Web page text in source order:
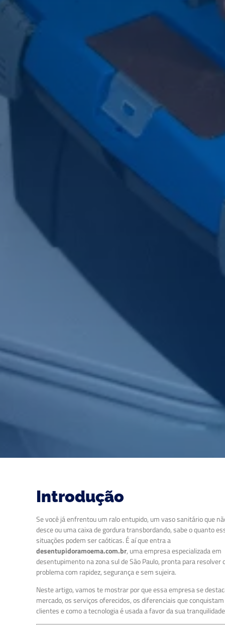
Introdução
Se você já enfrentou um ralo entupido, um vaso sanitário que
desce ou uma caixa de gordura transbordando, sabe o quanto
situações podem ser caóticas. É aí que entra a
desentupidoramoema.com.br, uma empresa especializada em
desentupimento na zona sul de São Paulo, pronta para resolver
problema com rapidez, segurança e sem sujeira.
Neste artigo, vamos te mostrar por que essa empresa se
mercado, os serviços oferecidos, os diferenciais que conquistam
clientes e como a tecnologia é usada a favor da sua